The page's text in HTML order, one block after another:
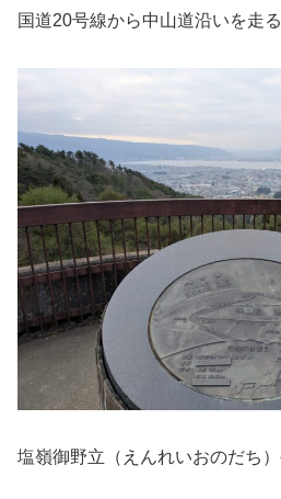
国道20号線から中山道沿いを走
塩嶺御野立（えんれいおのだち